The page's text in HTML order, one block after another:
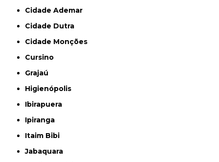
Cidade Ademar
Cidade Dutra
Cidade Monções
Cursino
Grajaú
Higienópolis
Ibirapuera
Ipiranga
Itaim Bibi
Jabaquara